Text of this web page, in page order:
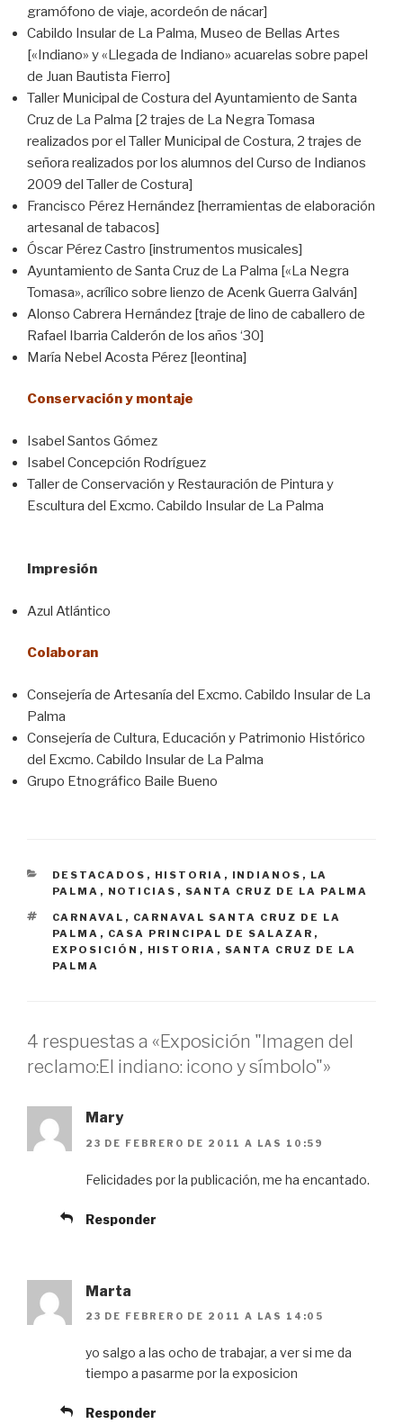
gramófono de viaje, acordeón de nácar]
Cabildo Insular de La Palma, Museo de Bellas Artes
[«Indiano» y «Llegada de Indiano» acuarelas sobre papel
de Juan Bautista Fierro]
Taller Municipal de Costura del Ayuntamiento de Santa
Cruz de La Palma [2 trajes de La Negra Tomasa
realizados por el Taller Municipal de Costura, 2 trajes de
señora realizados por los alumnos del Curso de Indianos
2009 del Taller de Costura]
Francisco Pérez Hernández [herramientas de elaboración
artesanal de tabacos]
Óscar Pérez Castro [instrumentos musicales]
Ayuntamiento de Santa Cruz de La Palma [«La Negra
Tomasa», acrílico sobre lienzo de Acenk Guerra Galván]
Alonso Cabrera Hernández [traje de lino de caballero de
Rafael Ibarria Calderón de los años ‘30]
María Nebel Acosta Pérez [leontina]
Conservación y montaje
Isabel Santos Gómez
Isabel Concepción Rodríguez
Taller de Conservación y Restauración de Pintura y
Escultura del Excmo. Cabildo Insular de La Palma
Impresión
Azul Atlántico
Colaboran
Consejería de Artesanía del Excmo. Cabildo Insular de La
Palma
Consejería de Cultura, Educación y Patrimonio Histórico
del Excmo. Cabildo Insular de La Palma
Grupo Etnográfico Baile Bueno
CATEGORÍAS
DESTACADOS , HISTORIA , INDIANOS , LA
PALMA , NOTICIAS , SANTA CRUZ DE LA PALMA
ETIQUETAS
CARNAVAL , CARNAVAL SANTA CRUZ DE LA
PALMA , CASA PRINCIPAL DE SALAZAR ,
EXPOSICIÓN , HISTORIA , SANTA CRUZ DE LA
PALMA
4 respuestas a «Exposición "Imagen del
reclamo:El indiano: icono y símbolo"»
Mary
23 DE FEBRERO DE 2011 A LAS 10:59
Felicidades por la publicación, me ha encantado.
Responder
Marta
23 DE FEBRERO DE 2011 A LAS 14:05
yo salgo a las ocho de trabajar, a ver si me da
tiempo a pasarme por la exposicion
Responder